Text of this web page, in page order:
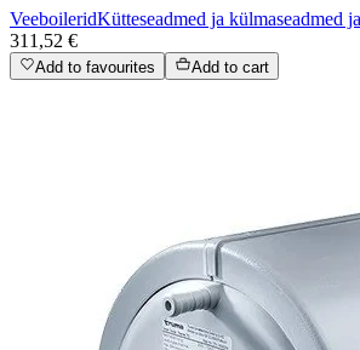
VeeboileridKütteseadmed ja külmaseadmed
311,52 €
Add to favourites Add to cart